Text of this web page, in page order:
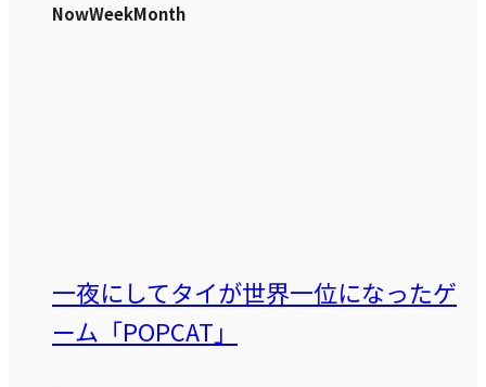
NowWeekMonth
一夜にしてタイが世界一位になったゲ
ーム「POPCAT」